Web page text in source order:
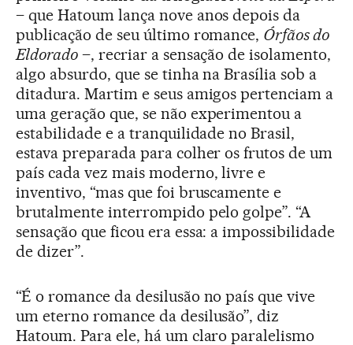
– que Hatoum lança nove anos depois da
publicação de seu último romance, Órfãos do
Eldorado–, recriar a sensação de isolamento,
algo absurdo, que se tinha na Brasília sob a
ditadura. Martim e seus amigos pertenciam a
uma geração que, se não experimentou a
estabilidade e a tranquilidade no Brasil,
estava preparada para colher os frutos de um
país cada vez mais moderno, livre e
inventivo, “mas que foi bruscamente e
brutalmente interrompido pelo golpe”. “A
sensação que ficou era essa: a impossibilidade
de dizer”.
“É o romance da desilusão no país que vive
um eterno romance da desilusão”, diz
Hatoum. Para ele, há um claro paralelismo